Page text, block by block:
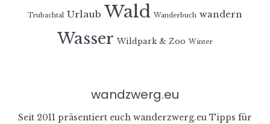
Trubachtal Urlaub Wald Wanderbuch wandern
Wasser Wildpark & Zoo Winter
wandzwerg.eu
Seit 2011 präsentiert euch wanderzwerg.eu Tipps für